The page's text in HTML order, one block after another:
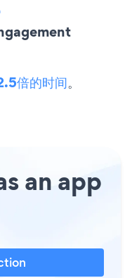
倍的时间。
an app